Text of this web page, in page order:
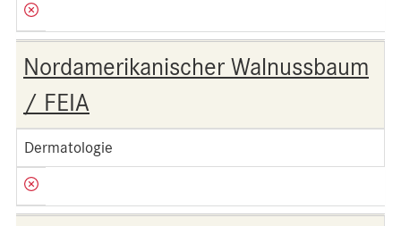
Nordamerikanischer Walnussbaum
/ FEIA
Dermatologie